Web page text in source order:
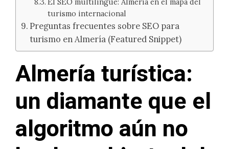
turismo internacional
Preguntas frecuentes sobre SEO para
turismo en Almería (Featured Snippet)
Almería turística:
un diamante que el
algoritmo aún no